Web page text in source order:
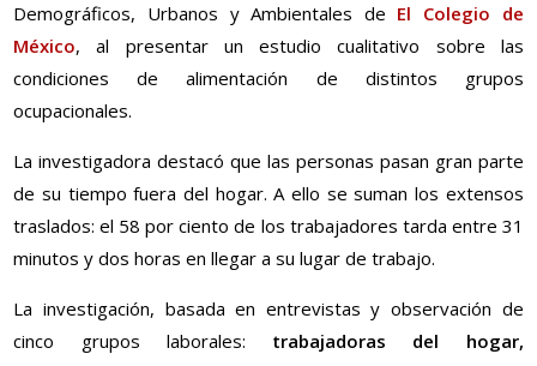
Demográficos, Urbanos y Ambientales de El Colegio de
México, al presentar un estudio cualitativo sobre las
condiciones de alimentación de distintos grupos
ocupacionales.
La investigadora destacó que las personas pasan gran parte
de su tiempo fuera del hogar. A ello se suman los extensos
traslados: el 58 por ciento de los trabajadores tarda entre 31
minutos y dos horas en llegar a su lugar de trabajo.
La investigación, basada en entrevistas y observación de
cinco grupos laborales: trabajadoras del hogar,